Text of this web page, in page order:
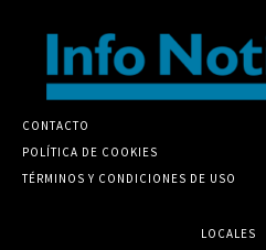
CONTACTO
POLÍTICA DE COOKIES
TÉRMINOS Y CONDICIONES DE USO
LOCALES